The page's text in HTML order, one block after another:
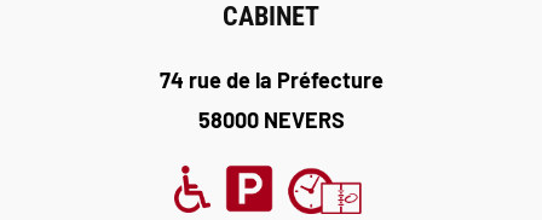
CABINET
74 rue de la Préfecture
58000 NEVERS